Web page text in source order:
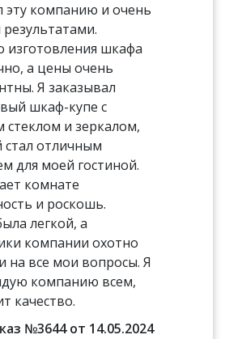
эту компанию и очень
изготовления шкафа
а цены очень
Я заказывал
шкаф-купе с
стеклом и зеркалом,
стал отличным
для моей гостиной.
комнате
и роскошь.
легкой, а
компании охотно
на все мои вопросы. Я
компанию всем,
качество.
№3644 от 14.05.2024